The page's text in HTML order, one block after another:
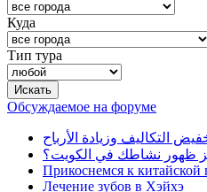
Куда
Тип тура
Обсуждаемое на форуме
التكاليف وزيادة الأرباح
ظهور نشاطك في الكويت؟
Прикоснемся к китайской
Лечение зубов в Хэйхэ